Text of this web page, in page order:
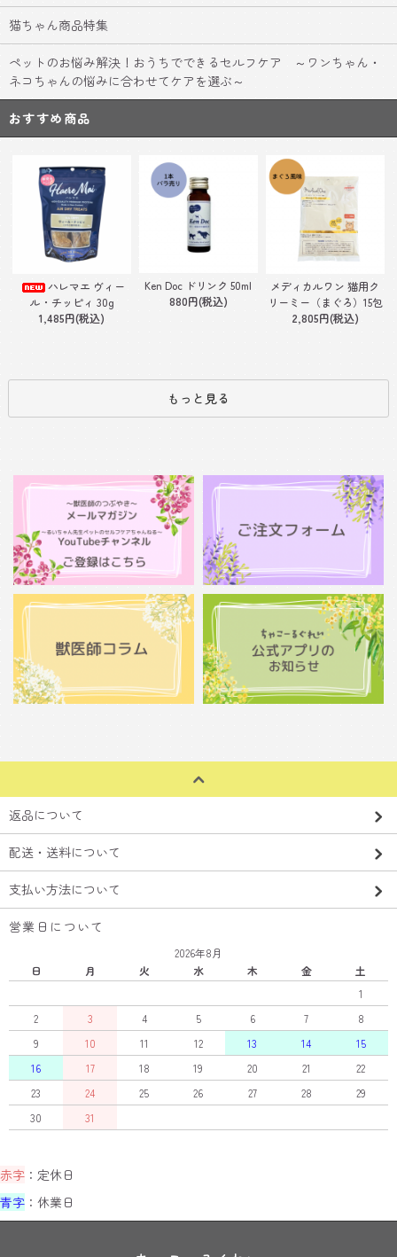
猫ちゃん商品特集
ペットのお悩み解決！おうちでできるセルフケア ～ワンちゃん・
ネコちゃんの悩みに合わせてケアを選ぶ～
おすすめ商品
ハレマエ ヴィー
ル・チッピィ 30g
1,485円(税込)
Ken Doc ドリンク 50ml
880円(税込)
メディカルワン 猫用ク
リーミー（まぐろ）15包
2,805円(税込)
もっと見る
返品について
配送・送料について
支払い方法について
営業日について
2026年8月
日
月 火 水 木 金
土
1
2
3 4 5 6 7
8
9
10 11 12 13 14
15
16
17 18 19 20 21
22
23
24 25 26 27 28
29
30
31
赤字 ：定休日
青字 ：休業日